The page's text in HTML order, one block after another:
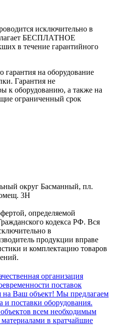
исключительно в
БЕСПЛАТНОЕ
в течение гарантийного
на оборудование
Гарантия не
к оборудованию, а также на
ограниченный срок
округ Басманный, пл.
3Н
определяемой
кодекса РФ. Вся
в
продукции вправе
и комплектацию товаров
организация
поставок
на Ваш объект! Мы предлагаем
и поставки оборудования.
всем необходимым
в кратчайшие